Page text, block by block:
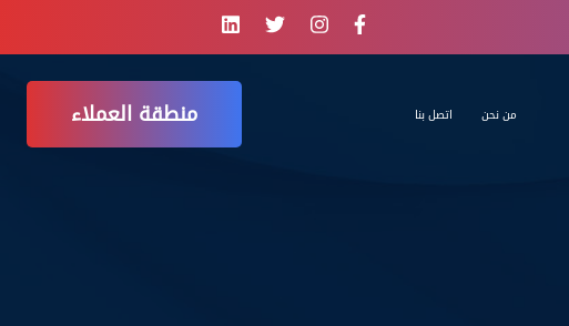
من نحن اتصل بنا منطقة العملاء